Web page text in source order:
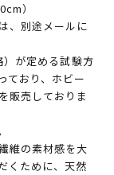
）
、別途メールに
）が定める試験方
ており、ホビー
販売しておりま
維の素材感を大
くために、天然